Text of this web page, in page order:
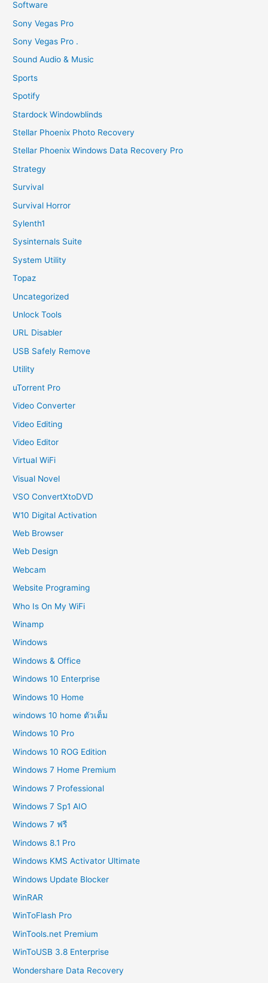
Software
Sony Vegas Pro
Sony Vegas Pro .
Sound Audio & Music
Sports
Spotify
Stardock Windowblinds
Stellar Phoenix Photo Recovery
Stellar Phoenix Windows Data Recovery Pro
Strategy
Survival
Survival Horror
Sylenth1
Sysinternals Suite
System Utility
Topaz
Uncategorized
Unlock Tools
URL Disabler
USB Safely Remove
Utility
uTorrent Pro
Video Converter
Video Editing
Video Editor
Virtual WiFi
Visual Novel
VSO ConvertXtoDVD
W10 Digital Activation
Web Browser
Web Design
Webcam
Website Programing
Who Is On My WiFi
Winamp
Windows
Windows & Office
Windows 10 Enterprise
Windows 10 Home
windows 10 home ตัวเต็ม
Windows 10 Pro
Windows 10 ROG Edition
Windows 7 Home Premium
Windows 7 Professional
Windows 7 Sp1 AIO
Windows 7 ฟรี
Windows 8.1 Pro
Windows KMS Activator Ultimate
Windows Update Blocker
WinRAR
WinToFlash Pro
WinTools.net Premium
WinToUSB 3.8 Enterprise
Wondershare Data Recovery